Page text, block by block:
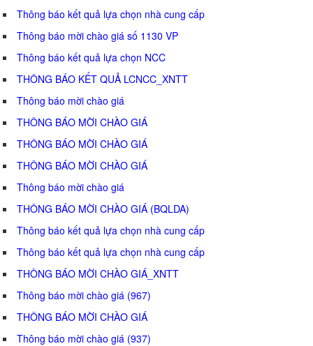
Thông báo kết quả lựa chọn nhà cung cấp
Thông báo mời chào giá số 1130 VP
Thông báo kết quả lựa chọn NCC
THÔNG BÁO KẾT QUẢ LCNCC_XNTT
Thông báo mời chào giá
THÔNG BÁO MỜI CHÀO GIÁ
THÔNG BÁO MỜI CHÀO GIÁ
THÔNG BÁO MỜI CHÀO GIÁ
Thông báo mời chào giá
THÔNG BÁO MỜI CHÀO GIÁ (BQLDA)
Thông báo kết quả lựa chọn nhà cung cấp
Thông báo kết quả lựa chọn nhà cung cấp
THÔNG BÁO MỜI CHÀO GIÁ_XNTT
Thông báo mời chào giá (967)
THÔNG BÁO MỜI CHÀO GIÁ
Thông báo mời chào giá (937)